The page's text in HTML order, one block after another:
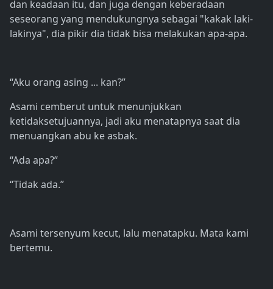
dan keadaan itu, dan juga dengan keberadaan
seseorang yang mendukungnya sebagai "kakak laki-
lakinya", dia pikir dia tidak bisa melakukan apa-apa.
“Aku orang asing ... kan?”
Asami cemberut untuk menunjukkan
ketidaksetujuannya, jadi aku menatapnya saat dia
menuangkan abu ke asbak.
“Ada apa?”
“Tidak ada.”
Asami tersenyum kecut, lalu menatapku. Mata kami
bertemu.